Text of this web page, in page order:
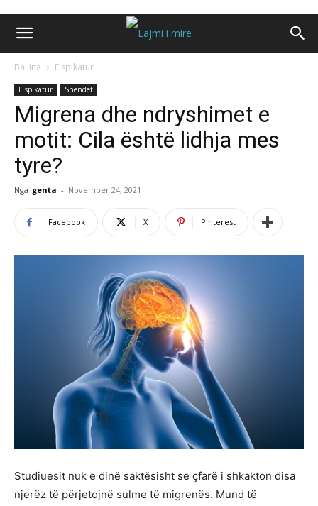
Ballina E spikatur
E spikatur Shëndet
Migrena dhe ndryshimet e
motit: Cila është lidhja mes
tyre?
Nga genta - November 24, 2021
Facebook X Pinterest
Studiuesit nuk e dinë saktësisht se çfarë i shkakton disa
njerëz të përjetojnë sulme të migrenës. Mund të